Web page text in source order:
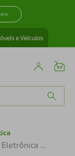
e Veículos
Calculadora Eletrônica Hoopson PS-1048B